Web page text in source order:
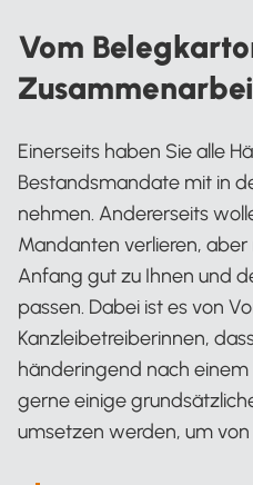
Vom
Einerseits haben Sie alle
Bestandsmandate mit in
nehmen. Andererseits
Mandanten verlieren,
Anfang gut zu Ihnen und
passen. Dabei ist es von
Kanzleibetreiberinnen,
händeringend nach
gerne einige
umsetzen werden, um